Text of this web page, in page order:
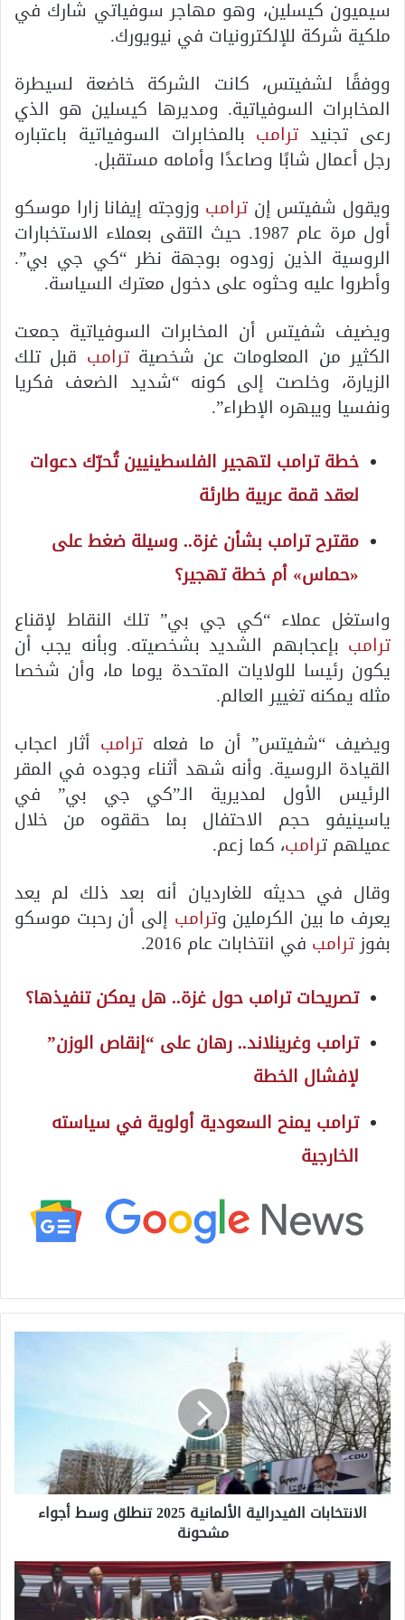
سيميون كيسلين، وهو مهاجر سوفياتي شارك في
ملكية شركة للإلكترونيات في نيويورك.
ووفقًا لشفيتس، كانت الشركة خاضعة لسيطرة
المخابرات السوفياتية. ومديرها كيسلين هو الذي
رعى تجنيد ترامب بالمخابرات السوفياتية باعتباره
رجل أعمال شابًا وصاعدًا وأمامه مستقبل.
ويقول شفيتس إن ترامب وزوجته إيفانا زارا موسكو
أول مرة عام 1987. حيث التقى بعملاء الاستخبارات
الروسية الذين زودوه بوجهة نظر “كي جي بي”.
وأطروا عليه وحثوه على دخول معترك السياسة.
ويضيف شفيتس أن المخابرات السوفياتية جمعت
الكثير من المعلومات عن شخصية ترامب قبل تلك
الزيارة، وخلصت إلى كونه “شديد الضعف فكريا
ونفسيا ويبهره الإطراء”.
خطة ترامب لتهجير الفلسطينيين تُحرّك دعوات
لعقد قمة عربية طارئة
مقترح ترامب بشأن غزة.. وسيلة ضغط على
«حماس» أم خطة تهجير؟
واستغل عملاء “كي جي بي” تلك النقاط لإقناع
ترامب بإعجابهم الشديد بشخصيته. وبأنه يجب أن
يكون رئيسا للولايات المتحدة يوما ما، وأن شخصا
مثله يمكنه تغيير العالم.
ويضيف “شفيتس” أن ما فعله ترامب أثار اعجاب
القيادة الروسية. وأنه شهد أثناء وجوده في المقر
الرئيس الأول لمديرية الـ”كي جي بي” في
ياسينيفو حجم الاحتفال بما حققوه من خلال
عميلهم ترامب، كما زعم.
وقال في حديثه للغارديان أنه بعد ذلك لم يعد
يعرف ما بين الكرملين وترامب إلى أن رحبت موسكو
بفوز ترامب في انتخابات عام 2016.
تصريحات ترامب حول غزة.. هل يمكن تنفيذها؟
ترامب وغرينلاند.. رهان على “إنقاص الوزن”
لإفشال الخطة
ترامب يمنح السعودية أولوية في سياسته
الخارجية
ا
ل
ا
ن
ت
خ
ا
ب
ا
ف
ي
الانتخابات الفيدرالية الألمانية 2025 تنطلق وسط أجواء
مشحونة
و
ك